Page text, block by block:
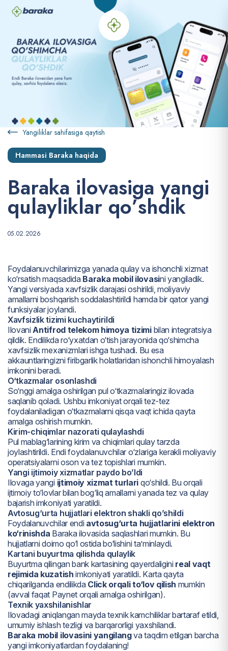
Yangiliklar sahifasiga qaytish
Hammasi Baraka haqida
Baraka ilovasiga yangi
qulayliklar qo’shdik
05.02.2026
Foydalanuvchilarimizga yanada qulay va ishonchli xizmat
ko‘rsatish maqsadida Baraka mobil ilovasini yangiladik.
Yangi versiyada xavfsizlik darajasi oshirildi, moliyaviy
amallarni boshqarish soddalashtirildi hamda bir qator yangi
funksiyalar joylandi.
Xavfsizlik tizimi kuchaytirildi
Ilovani Antifrod telekom himoya tizimibilan integratsiya
qildik. Endilikda ro‘yxatdan o‘tish jarayonida qo‘shimcha
xavfsizlik mexanizmlari ishga tushadi. Bu esa
akkauntlaringizni firibgarlik holatlaridan ishonchli himoyalash
imkonini beradi.
O‘tkazmalar osonlashdi
So‘nggi amalga oshirilgan pul o‘tkazmalaringiz ilovada
saqlanib qoladi. Ushbu imkoniyat orqali tez-tez
foydalaniladigan o‘tkazmalarni qisqa vaqt ichida qayta
amalga oshirish mumkin.
Kirim-chiqimlar nazorati qulaylashdi
Pul mablag‘larining kirim va chiqimlari qulay tarzda
joylashtirildi. Endi foydalanuvchilar o‘zlariga kerakli moliyaviy
operatsiyalarni oson va tez topishlari mumkin.
Yangi ijtimoiy xizmatlar paydo bo’ldi
Ilovaga yangi ijtimoiy xizmat turlari qo‘shildi. Bu orqali
ijtimoiy to‘lovlar bilan bog‘liq amallarni yanada tez va qulay
bajarish imkoniyati yaratildi.
Avtosug‘urta hujjatlari elektron shakli qo’shildi
Foydalanuvchilar endi avtosug‘urta hujjatlarini elektron
ko‘rinishda Baraka ilovasida saqlashlari mumkin. Bu
hujjatlarni doimo qo‘l ostida bo‘lishini ta’minlaydi.
Kartani buyurtma qilishda qulaylik
Buyurtma qilingan bank kartasining qayerdaligini real vaqt
rejimida kuzatish imkoniyati yaratildi. Karta qayta
chiqarilganda endilikda Click orqali to‘lov qilish mumkin
(avval faqat Paynet orqali amalga oshirilgan).
Texnik yaxshilanishlar
Ilovadagi aniqlangan mayda texnik kamchiliklar bartaraf etildi,
umumiy ishlash tezligi va barqarorligi yaxshilandi.
Baraka mobil ilovasini yangilangva taqdim etilgan barcha
yangi imkoniyatlardan foydalaning!